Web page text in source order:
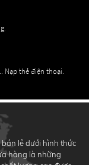
Nạp thẻ điện thoại.
lẻ dưới hình thức
hàng là những